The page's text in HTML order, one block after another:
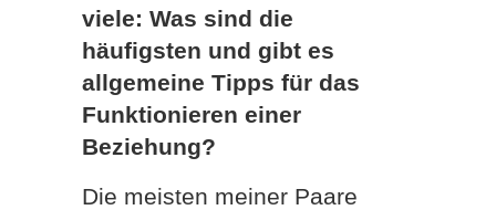
viele: Was sind die
häufigsten und gibt es
allgemeine Tipps für das
Funktionieren einer
Beziehung?
Die meisten meiner Paare